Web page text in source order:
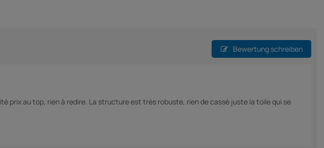
Bewertung schreiben
prix au top, rien à redire. La structure est très robuste, rien de cassé juste la toile qui se